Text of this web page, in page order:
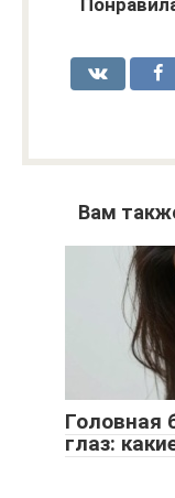
Вам
Головная
глаз: